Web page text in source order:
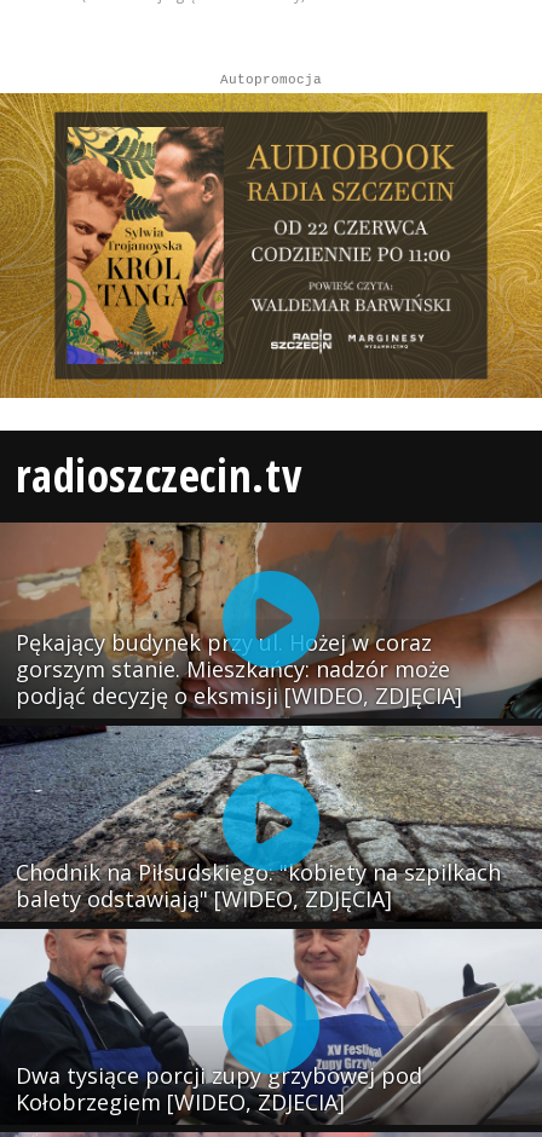
Autopromocja
radioszczecin.tv
Pękający budynek przy ul. Hożej w coraz
gorszym stanie. Mieszkańcy: nadzór może
podjąć decyzję o eksmisji [WIDEO, ZDJĘCIA]
Chodnik na Piłsudskiego: "kobiety na szpilkach
balety odstawiają" [WIDEO, ZDJĘCIA]
Dwa tysiące porcji zupy grzybowej pod
Kołobrzegiem [WIDEO, ZDJECIA]